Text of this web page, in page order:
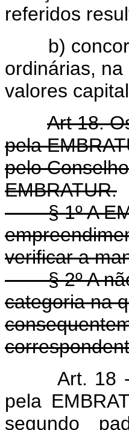
referidos
b)
ordinárias,
valores
Art 18.
pela
pelo
EMBRATUR.
§ 1º A
verificar a
§ 2º A não
categoria na
Art. 18
pela
segundo